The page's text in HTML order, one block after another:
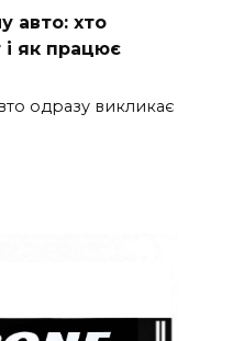
авто: хто
як працює
одразу викликає